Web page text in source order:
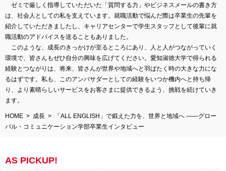
ゼミで厳しく指導していただいた「質問する力」やビジネスメールの書き方
は、社会人としての私を支えています。就職活動で悩んだ際は卒業生の先輩を
紹介していただきましたし、キャリアセンターで学生スタッフとして後輩に就
職活動のアドバイスを送ることもありました。
このような、成長のきっかけが至るところにあり、人と人がつながっていく
環境で、皆さんもぜひ自分の興味を広げてください。愛知淑徳大学で得られる
経験とつながりは、将来、皆さんが世界や地域へと羽ばたく時の大きな力にな
るはずです。私も、このアンバサダーとしての経験をいつか機内へと持ち帰
り、より素晴らしいサービスをお客さまに提供できるよう、挑戦を続けていき
ます。
HOME 成長
「ALL ENGLISH」で鍛えた力を、世界と地域へ ――グロー
バル・コミュニケーション学部卒業生インタビュー
AS PICKUP!